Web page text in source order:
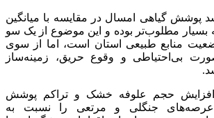
پوشش گیاهی امسال در مقایسه با میانگین
گذشته بسیار مطلوب‌تر بوده و این موضوع از یک سو
منابع طبیعی استان است، اما از سوی
بی‌احتیاطی و وقوع حریق، زمینه‌ساز
حجم علوفه خشک و تراکم پوشش
جنگلی و مرتعی را نسبت به